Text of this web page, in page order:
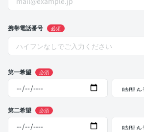
携帯電話番号 必須
第一希望 必須
第二希望 必須